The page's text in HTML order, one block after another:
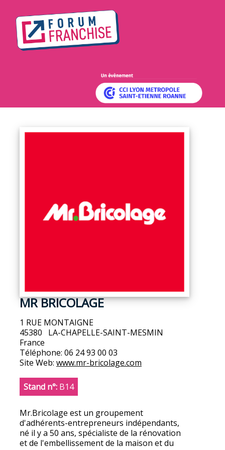
MR BRICOLAGE
1 RUE MONTAIGNE
45380
LA-CHAPELLE-SAINT-MESMIN
France
Téléphone: 06 24 93 00 03
Site Web: www.mr-bricolage.com
Stand n°: B14
Mr.Bricolage est un groupement
d'adhérents-entrepreneurs indépendants,
né il y a 50 ans, spécialiste de la rénovation
et de l'embellissement de la maison et du